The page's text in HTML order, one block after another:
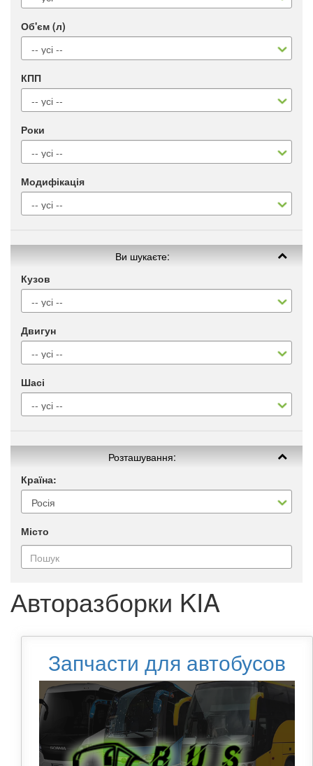
Об'єм (л)
КПП
Роки
Модифікація
Ви шукаєте:
Кузов
Двигун
Шасі
Розташування:
Країна:
Місто
Авторазборки KIA
Запчасти для автобусов